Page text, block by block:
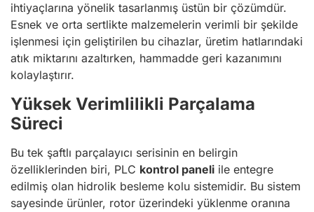
ihtiyaçlarına yönelik tasarlanmış üstün bir çözümdür.
Esnek ve orta sertlikte malzemelerin verimli bir şekilde
işlenmesi için geliştirilen bu cihazlar, üretim hatlarındaki
atık miktarını azaltırken, hammadde geri kazanımını
kolaylaştırır.
Yüksek Verimlilikli Parçalama
Süreci
Bu tek şaftlı parçalayıcı serisinin en belirgin
özelliklerinden biri, PLC kontrol paneli ile entegre
edilmiş olan hidrolik besleme kolu sistemidir. Bu sistem
sayesinde ürünler, rotor üzerindeki yüklenme oranına